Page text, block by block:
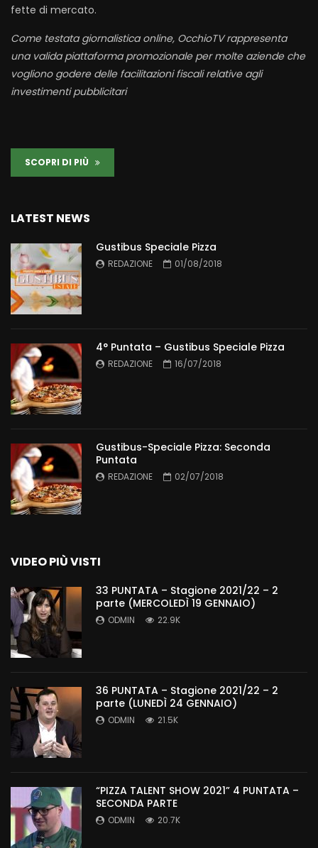
fette di mercato.
Come testata giornalistica online, OcchioTV rappresenta
una valida piattaforma promozionale per molte aziende che
vogliono godere delle facilitazioni fiscali relative agli
investimenti pubblicitari
SCOPRI DI PIÙ
LATEST NEWS
Gustibus Speciale Pizza
REDAZIONE 01/08/2018
4° Puntata – Gustibus Speciale Pizza
REDAZIONE 16/07/2018
Gustibus-Speciale Pizza: Seconda
Puntata
REDAZIONE 02/07/2018
VIDEO PIÙ VISTI
33 PUNTATA – Stagione 2021/22 – 2
parte (MERCOLEDÌ 19 GENNAIO)
ODMIN 22.9K
36 PUNTATA – Stagione 2021/22 – 2
parte (LUNEDÌ 24 GENNAIO)
ODMIN 21.5K
“PIZZA TALENT SHOW 2021” 4 PUNTATA –
SECONDA PARTE
ODMIN 20.7K